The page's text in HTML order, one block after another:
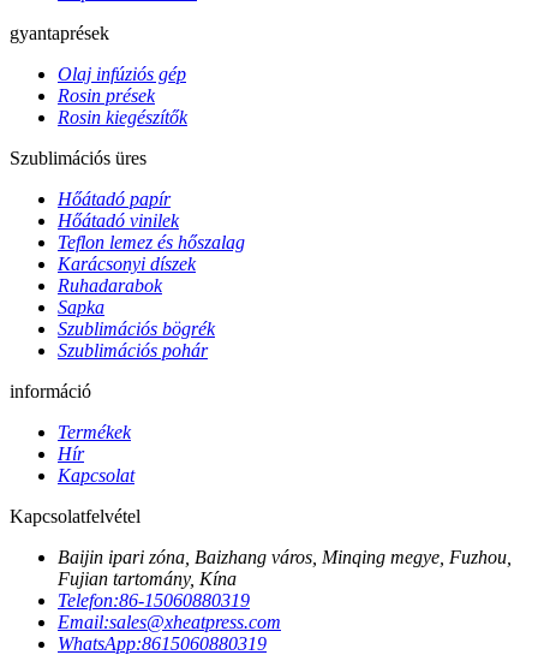
gyantaprések
Olaj infúziós gép
Rosin prések
Rosin kiegészítők
Szublimációs üres
Hőátadó papír
Hőátadó vinilek
Teflon lemez és hőszalag
Karácsonyi díszek
Ruhadarabok
Sapka
Szublimációs bögrék
Szublimációs pohár
információ
Termékek
Hír
Kapcsolat
Kapcsolatfelvétel
Baijin ipari zóna, Baizhang város, Minqing megye, Fuzhou,
Fujian tartomány, Kína
Telefon:86-15060880319
Email:sales@xheatpress.com
WhatsApp:8615060880319